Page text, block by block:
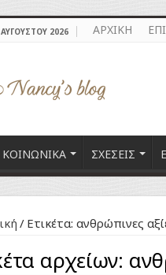
2026 ΑΡΧΙΚΗ
ΚΟΙΝΩΝΙΚΑ ΣΧΕΣΕΙΣ
/ Ετικέτα: ανθρώπινες
αρχείων: